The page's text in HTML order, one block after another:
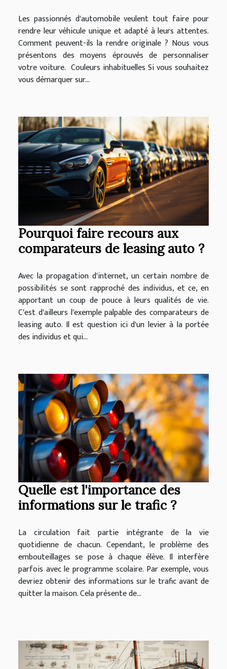
Les passionnés d'automobile veulent tout faire pour
rendre leur véhicule unique et adapté à leurs attentes.
Comment peuvent-ils la rendre originale ? Nous vous
présentons des moyens éprouvés de personnaliser
votre voiture. Couleurs inhabituelles Si vous souhaitez
vous démarquer sur...
Pourquoi faire recours aux
comparateurs de leasing auto ?
Avec la propagation d'internet, un certain nombre de
possibilités se sont rapproché des individus, et ce, en
apportant un coup de pouce à leurs qualités de vie.
C'est d'ailleurs l'exemple palpable des comparateurs de
leasing auto. Il est question ici d'un levier à la portée
des individus et qui...
Quelle est l'importance des
informations sur le trafic ?
La circulation fait partie intégrante de la vie
quotidienne de chacun. Cependant, le problème des
embouteillages se pose à chaque élève. Il interfère
parfois avec le programme scolaire. Par exemple, vous
devriez obtenir des informations sur le trafic avant de
quitter la maison. Cela présente de...